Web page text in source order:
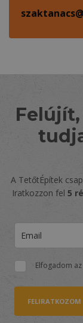
A TetőtÉpítek
Iratkozzon fel 5
Elfogadom az
FELIRATKOZOM